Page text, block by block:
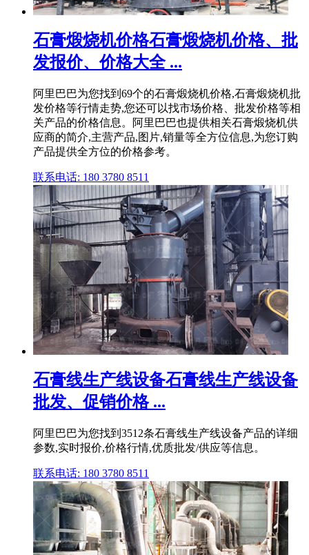
石膏煅烧机价格石膏煅烧机价格、批
发报价、价格大全 ...
阿里巴巴为您找到69个的石膏煅烧机价格,石膏煅烧机批
发价格等行情走势,您还可以找市场价格、批发价格等相
关产品的价格信息。阿里巴巴也提供相关石膏煅烧机供
应商的简介,主营产品,图片,销量等全方位信息,为您订购
产品提供全方位的价格参考。
联系电话: 180 3780 8511
石膏线生产线设备石膏线生产线设备
批发、促销价格 ...
阿里巴巴为您找到3512条石膏线生产线设备产品的详细
参数,实时报价,价格行情,优质批发/供应等信息。
联系电话: 180 3780 8511